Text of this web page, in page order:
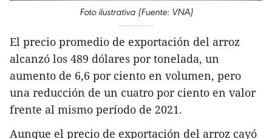
Foto ilustrativa (Fuente: VNA)
El precio promedio de exportación del arroz
alcanzó los 489 dólares por tonelada, un
aumento de 6,6 por ciento en volumen, pero
una reducción de un cuatro por ciento en valor
frente al mismo período de 2021.
Aunque el precio de exportación del arroz cayó